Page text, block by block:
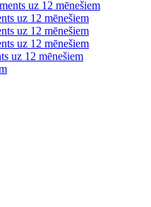
uz 12 mēnešiem
uz 12 mēnešiem
uz 12 mēnešiem
uz 12 mēnešiem
uz 12 mēnešiem